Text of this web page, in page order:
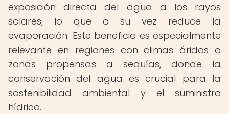
exposición directa del agua a los rayos
solares, lo que a su vez reduce la
evaporación. Este beneficio es especialmente
relevante en regiones con climas áridos o
zonas propensas a sequías, donde la
conservación del agua es crucial para la
sostenibilidad ambiental y el suministro
hídrico.